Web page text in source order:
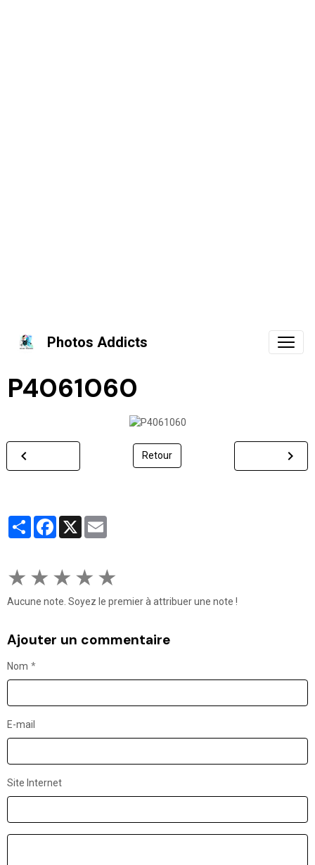
Photos Addicts
P4061060
Retour
PartagerFacebook
X
★ ★ ★ ★ ★
Aucune note. Soyez le premier à attribuer une note !
Ajouter un commentaire
Nom
E-mail
Site Internet